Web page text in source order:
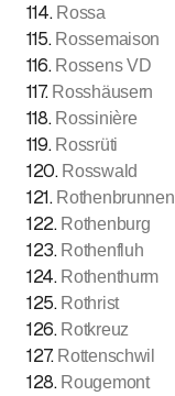
114. Rossa
115. Rossemaison
116. Rossens VD
117. Rosshäusern
118. Rossinière
119. Rossrüti
120. Rosswald
121. Rothenbrunnen
122. Rothenburg
123. Rothenfluh
124. Rothenthurm
125. Rothrist
126. Rotkreuz
127. Rottenschwil
128. Rougemont